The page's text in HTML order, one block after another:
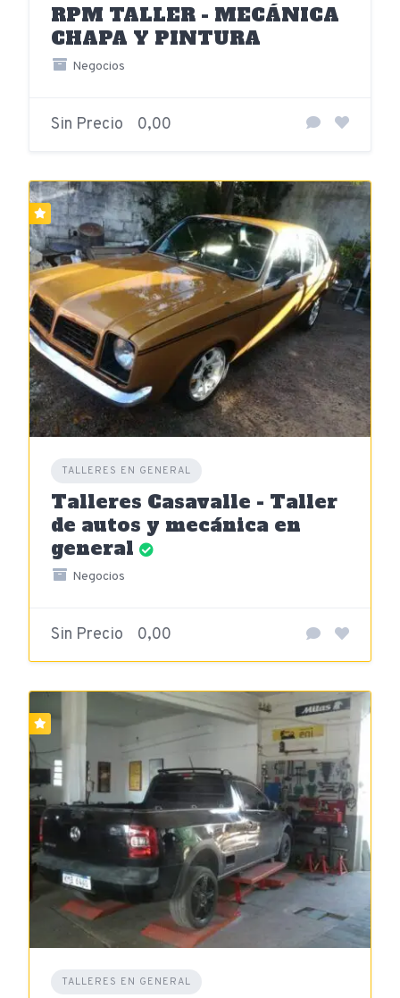
RPM TALLER - MECÁNICA
CHAPA Y PINTURA
Negocios
Sin Precio 0,00
TALLERES EN GENERAL
Talleres Casavalle - Taller
de autos y mecánica en
general
Negocios
Sin Precio 0,00
TALLERES EN GENERAL